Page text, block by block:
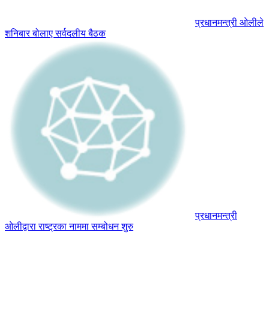
प्रधानमन्त्री ओलीले
शनिबार बोलाए सर्वदलीय बैठक
प्रधानमन्त्री
ओलीद्वारा राष्ट्रका नाममा सम्बोधन शुरु